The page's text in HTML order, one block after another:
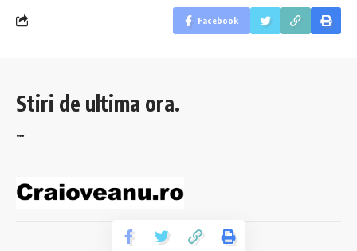
Facebook
Stiri de ultima ora.
…
© 2023 Craioveanu.ro